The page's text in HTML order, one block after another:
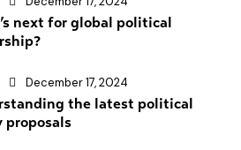
next for global political
December 17, 2024
the latest political
proposals